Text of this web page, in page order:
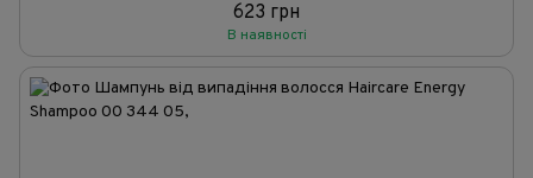
623 грн
В наявності